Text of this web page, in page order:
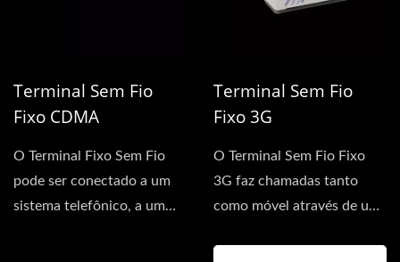
Terminal Sem Fio
Fixo CDMA
O Terminal Fixo Sem Fio
pode ser conectado a um
sistema telefônico, a um
Terminal Sem Fio
Fixo 3G
O Terminal Sem Fio Fixo
3G faz chamadas tanto
como móvel através de um